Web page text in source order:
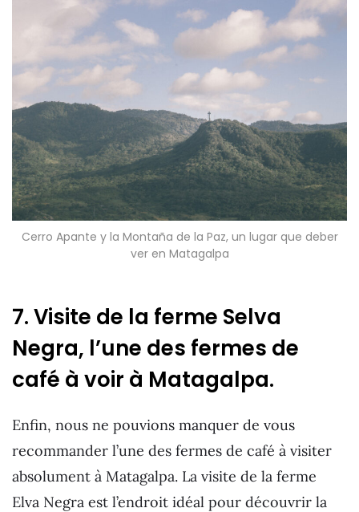
Cerro Apante y la Montaña de la Paz, un lugar que deber
ver en Matagalpa
7. Visite de la ferme Selva
Negra, l’une des fermes de
café à voir à Matagalpa.
Enfin, nous ne pouvions manquer de vous
recommander l’une des fermes de café à visiter
absolument à Matagalpa. La visite de la ferme
Elva Negra est l’endroit idéal pour découvrir la